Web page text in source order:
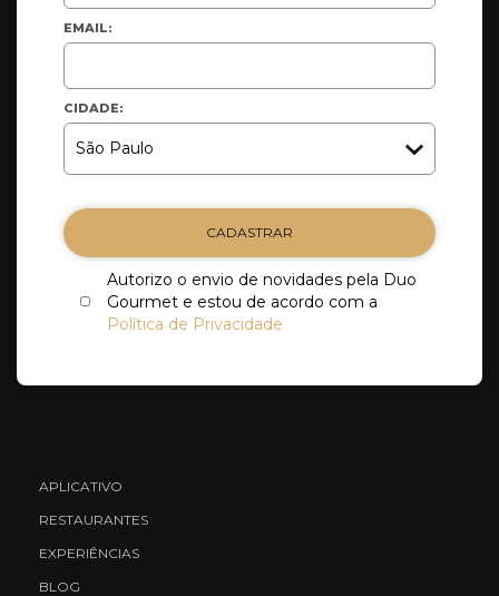
EMAIL:
CIDADE:
CADASTRAR
Autorizo o envio de novidades pela Duo
Gourmet e estou de acordo com a
Política de Privacidade
APLICATIVO
RESTAURANTES
EXPERIÊNCIAS
BLOG